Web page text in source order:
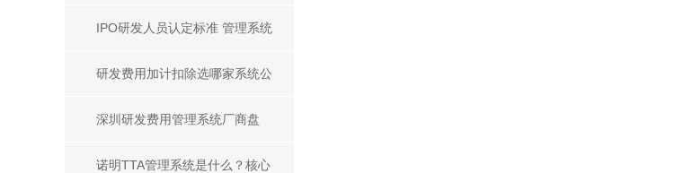
地折旧费用分摊方法合规指南
IPO研发人员认定标准 管理系统
提升合规高效方案
研发费用加计扣除选哪家系统公
司？2026 优选指南
深圳研发费用管理系统厂商盘
点，本地软件怎么选
诺明TTA管理系统是什么？核心